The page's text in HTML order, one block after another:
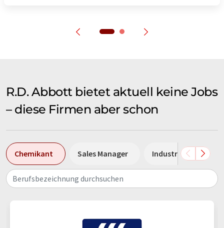
R.D. Abbott bietet aktuell keine Jobs
– diese Firmen aber schon
Chemikant Sales Manager
Berufsbezeichnung durchsuchen